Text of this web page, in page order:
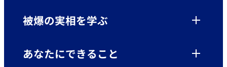
被爆の実相を学ぶ
あなたにできること